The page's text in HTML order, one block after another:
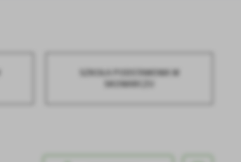
SZKOŁA PODSTAWOWA W
SKOWARCZU